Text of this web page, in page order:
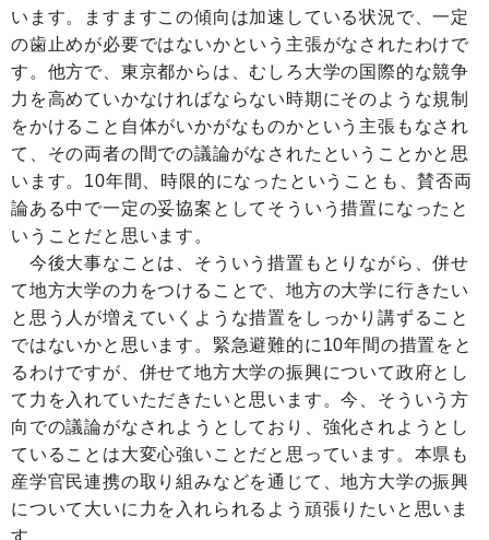
います。ますますこの傾向は加速している状況で、一定
の歯止めが必要ではないかという主張がなされたわけで
す。他方で、東京都からは、むしろ大学の国際的な競争
力を高めていかなければならない時期にそのような規制
をかけること自体がいかがなものかという主張もなされ
て、その両者の間での議論がなされたということかと思
います。10年間、時限的になったということも、賛否両
論ある中で一定の妥協案としてそういう措置になったと
いうことだと思います。
今後大事なことは、そういう措置もとりながら、併せ
て地方大学の力をつけることで、地方の大学に行きたい
と思う人が増えていくような措置をしっかり講ずること
ではないかと思います。緊急避難的に10年間の措置をと
るわけですが、併せて地方大学の振興について政府とし
て力を入れていただきたいと思います。今、そういう方
向での議論がなされようとしており、強化されようとし
ていることは大変心強いことだと思っています。本県も
産学官民連携の取り組みなどを通じて、地方大学の振興
について大いに力を入れられるよう頑張りたいと思いま
す。